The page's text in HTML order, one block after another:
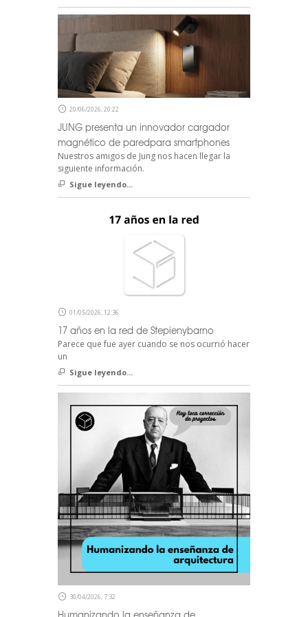
20/06/2026, 20:22
JUNG presenta un innovador cargador
magnético de paredpara smartphones
Nuestros amigos de Jung nos hacen llegar la
siguiente información.
Sigue leyendo...
01/05/2026, 12:36
17 años en la red de Stepienybarno
Parece que fue ayer cuando se nos ocurrió hacer
un
Sigue leyendo...
30/04/2026, 7:32
Humanizando la enseñanza de